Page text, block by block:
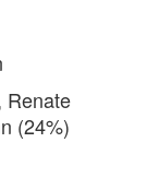
Renate
(24%)